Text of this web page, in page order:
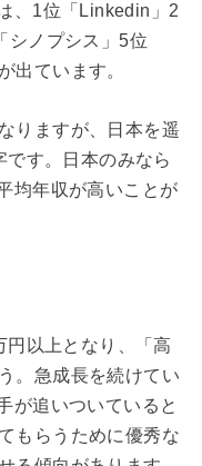
、1位「Linkedin」2
シノプシス」5位
出ています。
りますが、日本を遥
す。日本のみなら
均年収が高いことが
円以上となり、「高
。急成長を続けてい
が追いついていると
もらうために優秀な